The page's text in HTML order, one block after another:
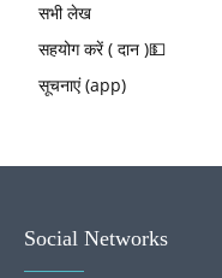
सभी लेख
सहयोग करें ( दान )💵
सूचनाएं (app)
Social Networks